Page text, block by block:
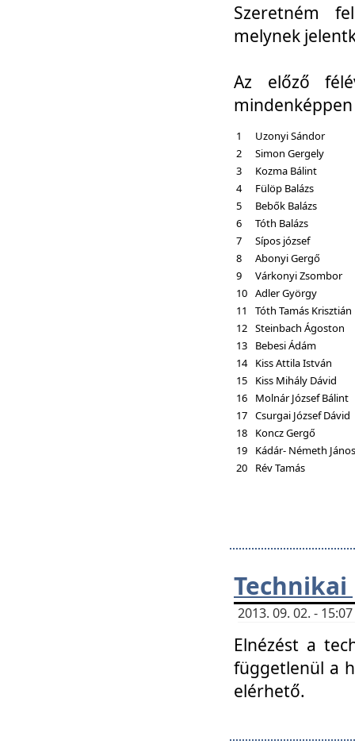
Szeretném
melynek
Az előző
1
Uzonyi Sándor
2
Simon Gergely
3
Kozma Bálint
4
Fülöp Balázs
5
Bebők Balázs
6
Tóth Balázs
7
Sípos józsef
8
Abonyi Gergő
9
Várkonyi Zsombor
10 Adler György
11
Tóth Tamás Krisztián
12 Steinbach Ágoston
13
Bebesi Ádám
14 Kiss Attila István
15
Kiss Mihály Dávid
16
Molnár József Bálint
17 Csurgai József Dávid
18
Koncz Gergő
19
Kádár- Németh János
20
Rév Tamás
2013. 09. 02. -
Elnézést a
függetlenül a
elérhető.